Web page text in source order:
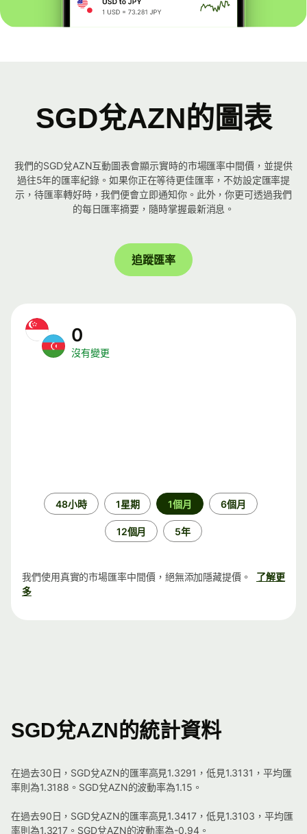
SGD兌AZN的圖表
我們的SGD兌AZN互動圖表會顯示實時的市場匯率中間價，並提供
過往5年的匯率紀錄。如果你正在等待更佳匯率，不妨設定匯率提
示，待匯率轉好時，我們便會立即通知你。此外，你更可透過我們
的每日匯率摘要，隨時掌握最新消息。
追蹤匯率
0
沒有變更
48小時 1星期 1個月 6個月
12個月 5年
我們使用真實的市場匯率中間價，絕無添加隱藏提價。
了解更
多
SGD兌AZN的統計資料
在過去30日，SGD兌AZN的匯率高見1.3291，低見1.3131，平均匯
率則為1.3188。SGD兌AZN的波動率為1.15。
在過去90日，SGD兌AZN的匯率高見1.3417，低見1.3103，平均匯
率則為1.3217。SGD兌AZN的波動率為-0.94。